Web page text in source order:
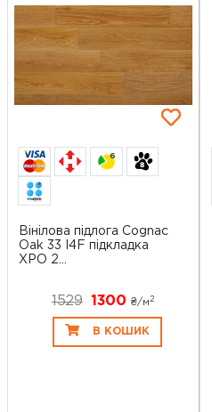
6
Вінілова підлога Cognac
Oak 33 I4F підкладка
XPO 2...
1529 1300 ₴/м 2
В КОШИК